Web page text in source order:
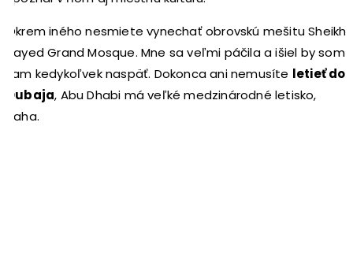
Okrem iného nesmiete vynechať obrovskú mešitu Sheikh
Zayed Grand Mosque. Mne sa veľmi páčila a išiel by som
tam kedykoľvek naspäť. Dokonca ani nemusíte letieť do
Dubaja, Abu Dhabi má veľké medzinárodné letisko,
haha.